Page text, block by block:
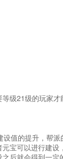
级21级的玩家
值的提升，帮
宝可以进行建
后就会得到一定